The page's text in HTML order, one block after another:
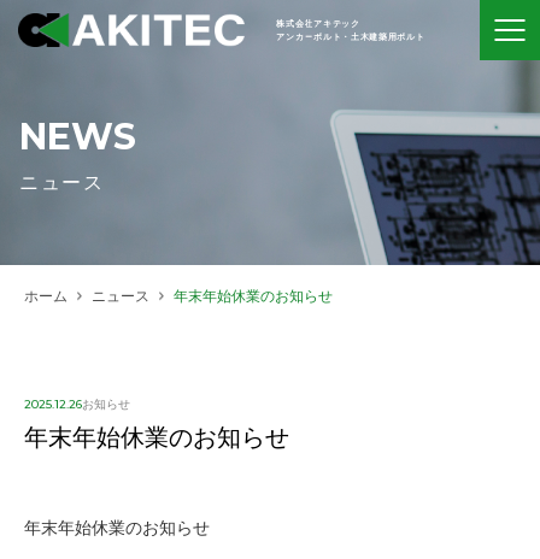
株式会社アキテック
アンカーボルト・土木建築用ボルト
NEWS
ニュース
ホーム ニュース 年末年始休業のお知らせ
2025.12.26お知らせ
年末年始休業のお知らせ
年末年始休業のお知らせ